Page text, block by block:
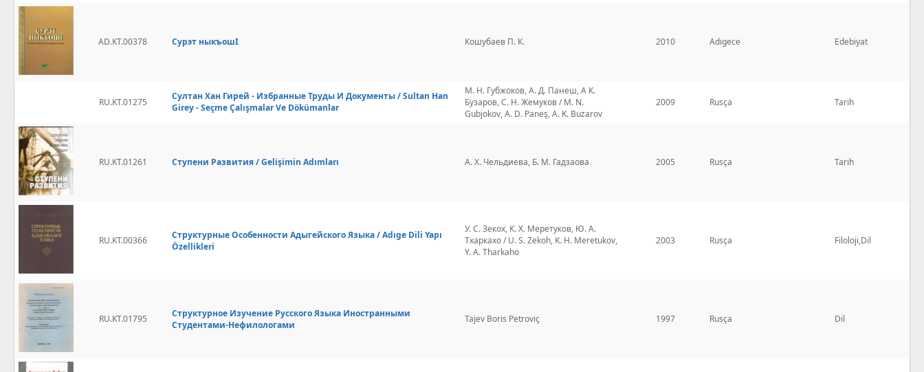
AD.KT.00378 Сурэт ныкъошІ Кошубаев П. К. 2010 Adıgece Edebiyat
RU.KT.01275
Султан Хан Гирей - Избранные Труды И Документы / Sultan Han
Girey - Seçme Çalışmalar Ve Dökümanlar
М. Н. Губжоков, А. Д. Панеш, А К.
Бузаров, С. Н. Жемуков / M. N.
Gubjokov, A. D. Paneş, A. K. Buzarov
2009 Rusça Tarih
RU.KT.01261 Ступени Развития / Gelişimin Adımları А. Х. Чельдиева, Б. М. Гадзаова 2005 Rusça Tarih
RU.KT.00366
Структурные Особенности Адыгейского Языка / Adıge Dili Yapı
Özellikleri
У. С. Зекох, К. Х. Меретуков, Ю. А.
Тхаркахо / U. S. Zekoh, K. H. Meretukov,
Y. A. Tharkaho
2003 Rusça Filoloji,Dil
RU.KT.01795
Структурное Изучение Русского Языка Иностранными
Студентами-Нефилологами
Tajev Boris Petroviç 1997 Rusça Dil